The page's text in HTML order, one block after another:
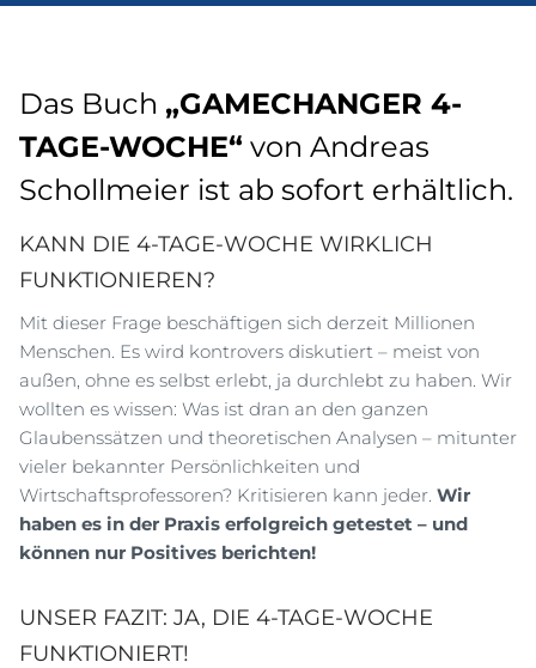
Das Buch „GAMECHANGER 4-
TAGE-WOCHE“ von Andreas
Schollmeier ist ab sofort erhältlich.
KANN DIE 4-TAGE-WOCHE WIRKLICH
FUNKTIONIEREN?
Mit dieser Frage beschäftigen sich derzeit Millionen
Menschen. Es wird kontrovers diskutiert – meist von
außen, ohne es selbst erlebt, ja durchlebt zu haben. Wir
wollten es wissen: Was ist dran an den ganzen
Glaubenssätzen und theoretischen Analysen – mitunter
vieler bekannter Persönlichkeiten und
Wirtschaftsprofessoren? Kritisieren kann jeder. Wir
haben es in der Praxis erfolgreich getestet – und
können nur Positives berichten!
UNSER FAZIT: JA, DIE 4-TAGE-WOCHE
FUNKTIONIERT!